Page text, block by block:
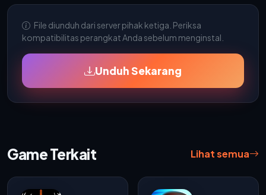
File diunduh dari server pihak ketiga. Periksa
kompatibilitas perangkat Anda sebelum menginstal.
Unduh Sekarang
Game Terkait Lihat semua